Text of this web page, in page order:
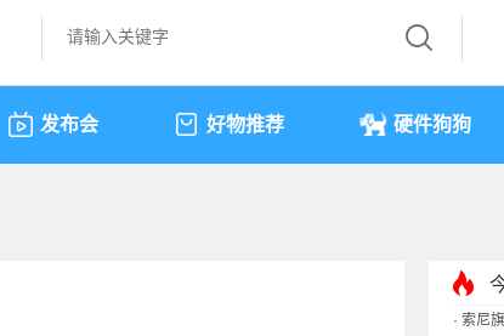
发布会 好物推荐 硬件狗狗
· 索尼